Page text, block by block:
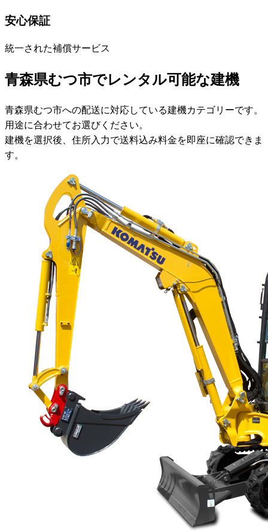
安心保証
統一された補償サービス
青森県むつ市でレンタル可能な建機
青森県むつ市への配送に対応している建機カテゴリーです。
用途に合わせてお選びください。
建機を選択後、住所入力で送料込み料金を即座に確認できま
す。